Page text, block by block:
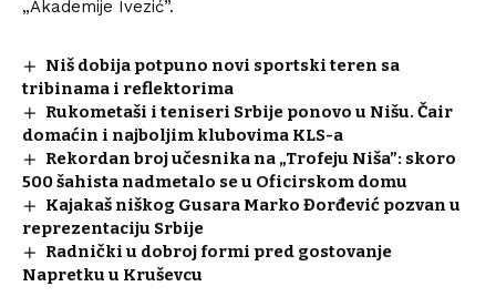
„Akademije Ivezić”.
Niš dobija potpuno novi sportski teren sa
tribinama i reflektorima
Rukometaši i teniseri Srbije ponovo u Nišu. Čair
domaćin i najboljim klubovima KLS-a
Rekordan broj učesnika na „Trofeju Niša”: skoro
500 šahista nadmetalo se u Oficirskom domu
Kajakaš niškog Gusara Marko Đorđević pozvan u
reprezentaciju Srbije
Radnički u dobroj formi pred gostovanje
Napretku u Kruševcu